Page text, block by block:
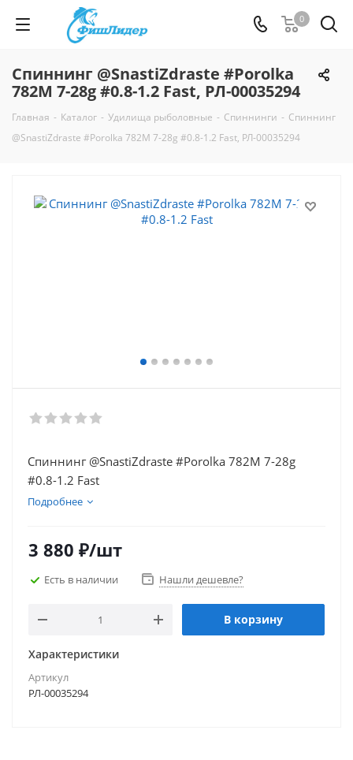
0
Спиннинг @SnastiZdraste #Porolka
782M 7-28g #0.8-1.2 Fast, РЛ-00035294
Главная - Каталог - Удилища рыболовные - Спиннинги - Спиннинг
@SnastiZdraste #Porolka 782M 7-28g #0.8-1.2 Fast, РЛ-00035294
Спиннинг @SnastiZdraste #Porolka 782M 7-28g
#0.8-1.2 Fast
Подробнее
3 880 ₽/шт
Есть в наличии Нашли дешевле?
В корзину
Характеристики
Артикул
РЛ-00035294